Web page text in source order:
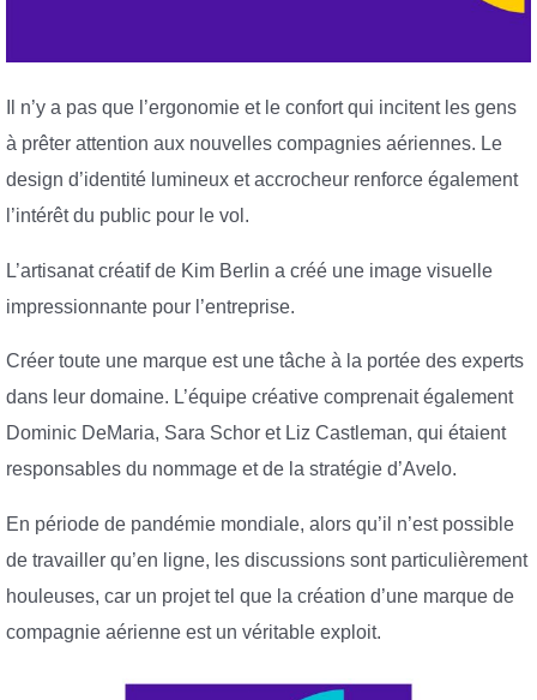
Il n’y a pas que l’ergonomie et le confort qui incitent les gens
à prêter attention aux nouvelles compagnies aériennes. Le
design d’identité lumineux et accrocheur renforce également
l’intérêt du public pour le vol.
L’artisanat créatif de Kim Berlin a créé une image visuelle
impressionnante pour l’entreprise.
Créer toute une marque est une tâche à la portée des experts
dans leur domaine. L’équipe créative comprenait également
Dominic DeMaria, Sara Schor et Liz Castleman, qui étaient
responsables du nommage et de la stratégie d’Avelo.
En période de pandémie mondiale, alors qu’il n’est possible
de travailler qu’en ligne, les discussions sont particulièrement
houleuses, car un projet tel que la création d’une marque de
compagnie aérienne est un véritable exploit.